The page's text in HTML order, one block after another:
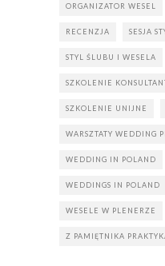
ORGANIZATOR WESEL
RECENZJA SESJA
STYL ŚLUBU I WESELA
SZKOLENIE
SZKOLENIE UNIJNE
WARSZTATY WEDDING
WEDDING IN POLAND
WEDDINGS IN POLAND
WESELE W PLENERZE
Z PAMIĘTNIKA